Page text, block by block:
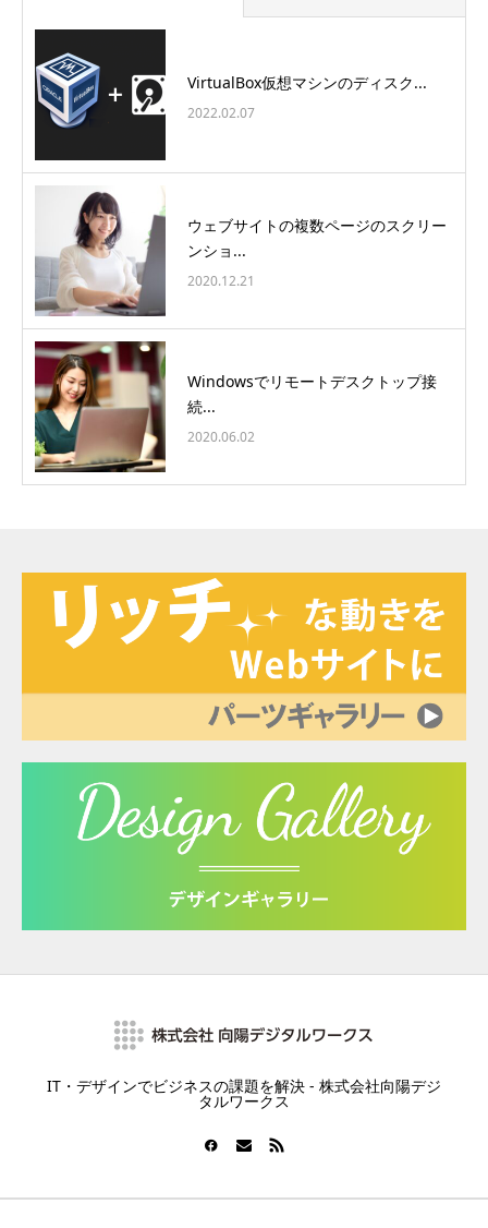
VirtualBox仮想マシンのディスク...
2022.02.07
ウェブサイトの複数ページのスクリー
ンショ...
2020.12.21
Windowsでリモートデスクトップ接
続...
2020.06.02
IT・デザインでビジネスの課題を解決 - 株式会社向陽デジ
タルワークス